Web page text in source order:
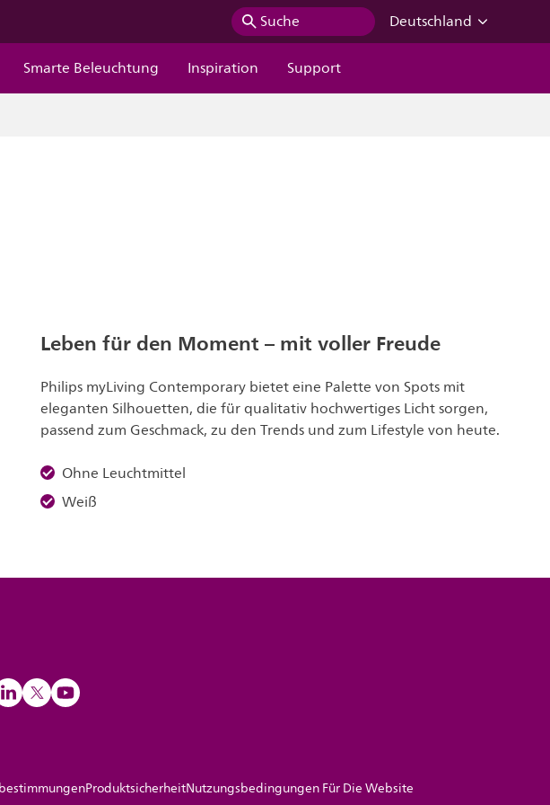
Suche
Deutschland
Smarte Beleuchtung Inspiration Support
Leben für den Moment – mit voller Freude
Philips myLiving Contemporary bietet eine Palette von Spots mit
eleganten Silhouetten, die für qualitativ hochwertiges Licht sorgen,
passend zum Geschmack, zu den Trends und zum Lifestyle von heute.
Ohne Leuchtmittel
Weiß
ProduktsicherheitNutzungsbedingungen Für Die Website